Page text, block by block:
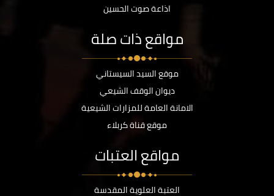
اذاعة صوت الحسين
مواقع ذات صلة
موقع السيد السيستاني
ديوان الوقف الشيعي
الامانة العامة للمزارات الشيعية
موقع قناة كربلاء
مواقع العتبات
العتبة العلوية المقدسة